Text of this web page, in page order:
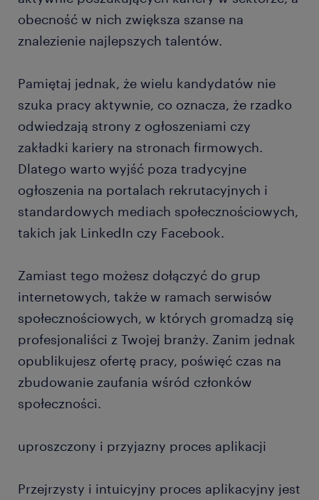
obecność w nich zwiększa szanse na
znalezienie najlepszych talentów.
Pamiętaj jednak, że wielu kandydatów nie
szuka pracy aktywnie, co oznacza, że rzadko
odwiedzają strony z ogłoszeniami czy
zakładki kariery na stronach firmowych.
Dlatego warto wyjść poza tradycyjne
ogłoszenia na portalach rekrutacyjnych i
standardowych mediach społecznościowych,
takich jak LinkedIn czy Facebook.
Zamiast tego możesz dołączyć do grup
internetowych, także w ramach serwisów
społecznościowych, w których gromadzą się
profesjonaliści z Twojej branży. Zanim jednak
opublikujesz ofertę pracy, poświęć czas na
zbudowanie zaufania wśród członków
społeczności.
uproszczony i przyjazny proces aplikacji
Przejrzysty i intuicyjny proces aplikacyjny jest